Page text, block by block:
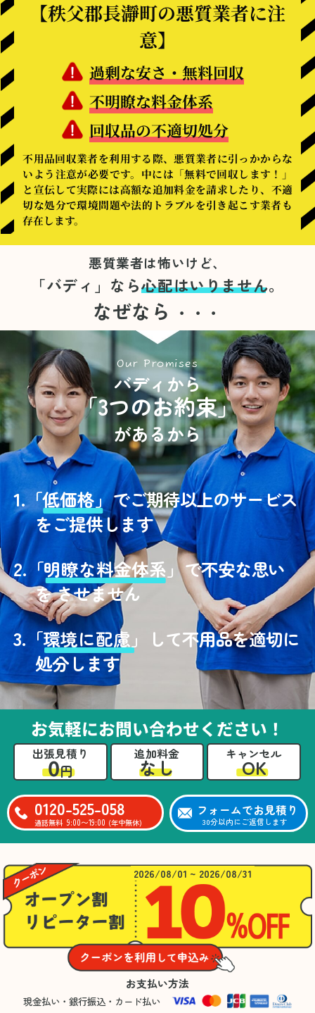
【秩父郡長瀞町の悪質業者に注
意】
過剰な安さ・無料回収
不明瞭な料金体系
回収品の不適切処分
不用品回収業者を利用する際、悪質業者に引っかからな
いよう注意が必要です。中には「無料で回収します！」
と宣伝して実際には高額な追加料金を請求したり、不適
切な処分で環境問題や法的トラブルを引き起こす業者も
存在します。
悪質業者は怖いけど、
「バディ」なら心配はいりません。
なぜなら ・・・
Our Promises
バディから
「3つのお約束」
があるから
1.「低価格」でご期待以上のサービス
をご提供します
2.「明瞭な料金体系」で不安な思い
を させません
3. 「環境に配慮」
して不用品を適切に
処分します
お気軽にお問い合わせください！
出張見積り
0円
追加料金
なし
キャンセル
OK
0120-525-058
通話無料 9:00〜19:00 (年中無休)
フォームでお見積り
30分以内にご返信します
2026/08/01 ~ 2026/08/31
お支払い方法
現金払い・銀行振込・カード払い